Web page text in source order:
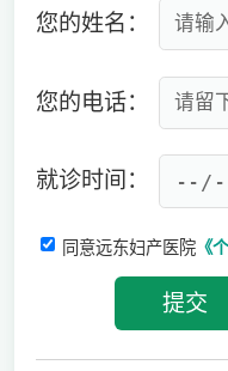
您的姓名：
您的电话：
就诊时间：
同意远东妇产医院《